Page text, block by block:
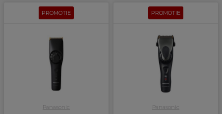
PROMOTIE
Panasonic
PROMOTIE
Panasonic